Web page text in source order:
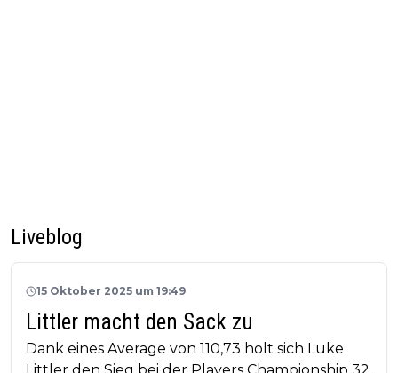
Liveblog
15 Oktober 2025 um 19:49
Littler macht den Sack zu
Dank eines Average von 110,73 holt sich Luke
Littler den Sieg bei der Players Championship 32.